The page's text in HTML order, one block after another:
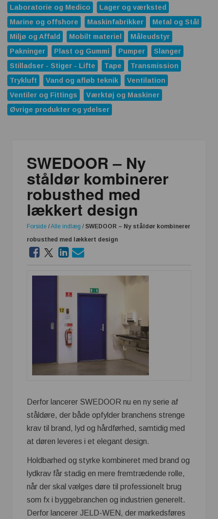
Laboratorie og Medico
Lager og værksted
Marine og offshore
Maskinfabrikker
Metal og Stål
Miljø og Affald
Mobilt materiel
Måleudstyr
Pakninger
Plast og Gummi Pumper
Slanger
Stilladser - Stiger - Lifte
Tape
Transmission
Trykluft
Vand og afløb teknik
Ventilation
Ventiler og Fittings
Værktøj og Maskiner
Øvrige produkter og ydelser
SWEDOOR – Ny
ståldør kombinerer
robusthed med
lækkert design
Forside /Alle indlæg / SWEDOOR – Ny ståldør kombinerer
robusthed med lækkert design
Derfor lancerer SWEDOOR nu en ny serie af
ståldøre, der både opfylder branchens strenge
krav til brand, lyd og hårdførhed, samtidig med
at døren leveres i et elegant design.
Holdbarhed og styrke kombineret med brand og
lydkrav får stadig en mere fremtrædende rolle,
når der skal vælges døre til professionelt brug
som fx i byggebranchen og industrien generelt.
Derfor lancerer JELD-WEN, der markedsføres